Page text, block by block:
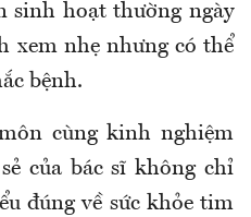
sinh hoạt thường ngày
xem nhẹ nhưng có thể
bệnh.
cùng kinh nghiệm
của bác sĩ không chỉ
đúng về sức khỏe tim